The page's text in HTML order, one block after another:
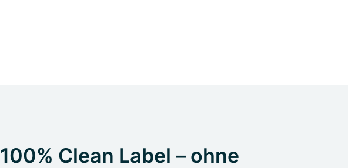
100% Clean Label – ohne